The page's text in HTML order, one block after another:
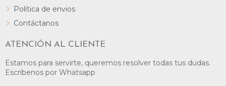
Política de envios
Contáctanos
ATENCIÓN AL CLIENTE
Estamos para servirte, queremos resolver todas tus dudas.
Escríbenos por Whatsapp